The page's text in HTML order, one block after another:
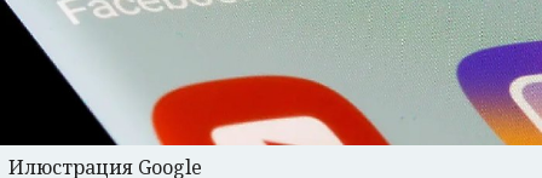
Илюстрация Google